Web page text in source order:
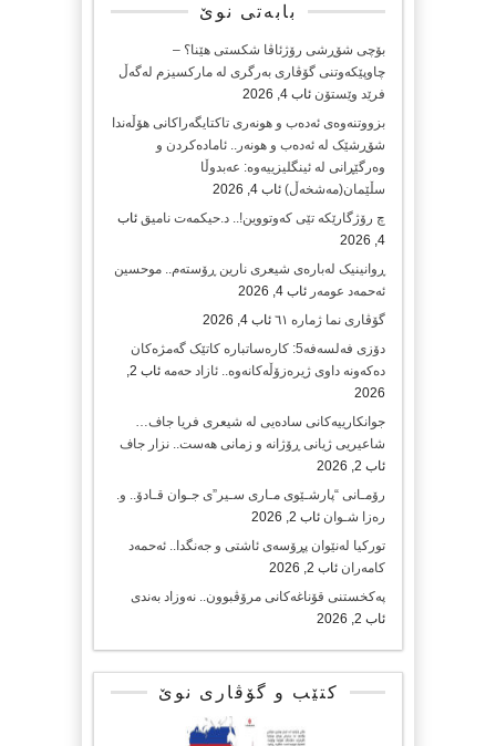
بابەتی نوێ
بۆچی شۆڕشی رۆژئاڤا شکستی هێنا؟ –
چاوپێکەوتنی گۆڤاری بەرگری لە مارکسیزم لەگەڵ
فرێد وێستۆن ئاب 4, 2026
بزووتنەوەی ئەدەب و هونەری تاکتایگەراکانی هۆڵەندا
شۆڕشێک لە ئەدەب و هونەر.. ئامادەکردن و
وەرگێڕانی لە ئینگلیزییەوە: عەبدوڵا
سڵێمان(مەشخەڵ) ئاب 4, 2026
چ رۆژگارێکە تێی کەوتووین!.. د.حیکمەت نامیق ئاب
4, 2026
ڕوانینیک لەبارەى شیعرى نارین ڕۆستەم.. موحسین
ئەحمەد عومەر ئاب 4, 2026
گۆڤاری نما ژمارە ٦١
ئاب 4, 2026
دۆزی فەلسەفە5: کارەساتبارە کاتێک گەمژەکان
دەکەونە داوی ژیرەزۆڵەکانەوە.. ئازاد حەمە
ئاب 2,
2026
جوانکارییەکانی سادەیی لە شیعری فریا جاف…
شاعیریی ژیانی ڕۆژانە و زمانی هەست.. نزار جاف
ئاب 2, 2026
رۆمـانی “پارشـێوی مـاری سـیر”ی جـوان قـادۆ.. و.
رەزا شـوان ئاب 2, 2026
تورکیا لەنێوان پڕۆسەی ئاشتی و جەنگدا.. ئەحمەد
کامەران ئاب 2, 2026
پەکخستنی قۆناغەکانی مرۆڤبوون.. نەوزاد بەندی
ئاب 2, 2026
کتێب و گۆڤاری نوێ